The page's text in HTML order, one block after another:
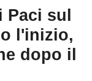
Paci sul
l'inizio,
dopo il